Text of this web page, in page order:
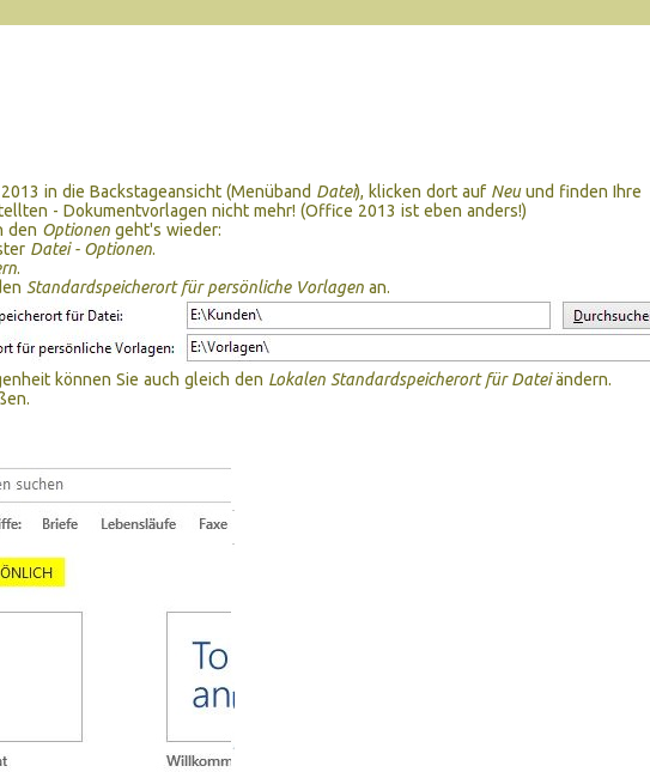
in die Backstageansicht (Menüband Datei), klicken dort auf Neuund finden Ihre
- Dokumentvorlagen nicht mehr! (Office 2013 ist eben anders!)
den Optionen geht's wieder:
Datei - Optionen.
.
Standardspeicherort für persönliche Vorlagen an.
können Sie auch gleich den Lokalen Standardspeicherort für Dateiändern.